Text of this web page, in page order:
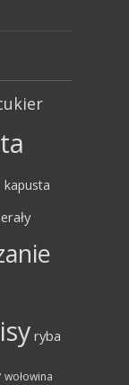
kapusta
ryba
wołowina